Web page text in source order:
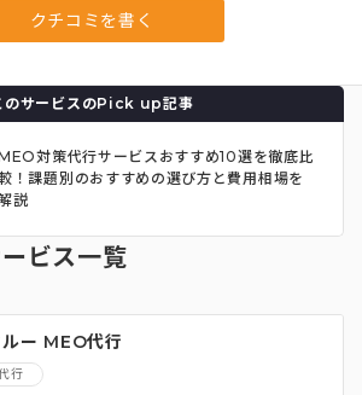
クチコミを書く
のサービスのPick up記事
対策代行サービスおすすめ10選を徹底比
！課題別のおすすめの選び方と費用相場を
説
ビス一覧
ー MEO代行
行